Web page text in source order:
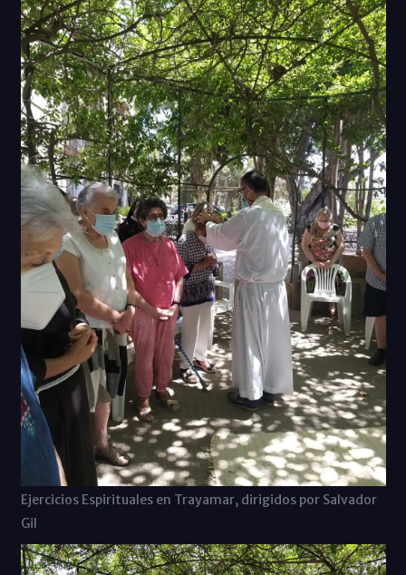
Ejercicios Espirituales en Trayamar, dirigidos por Salvador
Gil